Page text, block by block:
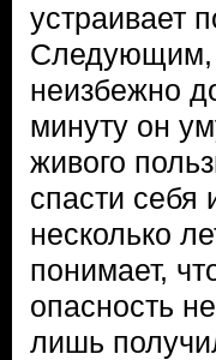
устраивает
Следующим,
неизбежно
минуту он
живого
спасти
несколько
понимает,
опасность
лишь